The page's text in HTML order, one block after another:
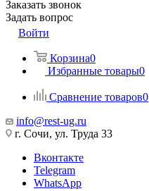
Заказать звонок
Задать вопрос
Войти
Корзина0
Избранные товары0
Сравнение товаров0
info@rest-ug.ru
г. Сочи, ул. Труда 33
Вконтакте
Telegram
WhatsApp